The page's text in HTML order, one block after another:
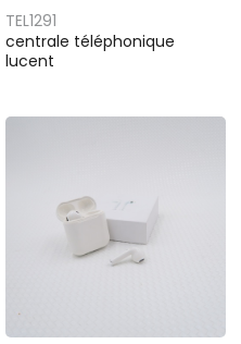
TEL1291
centrale téléphonique
lucent